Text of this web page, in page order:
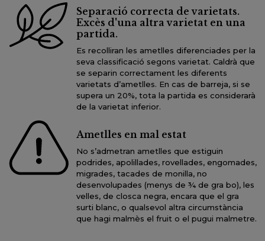
Separació correcta de varietats.
Excès d'una altra varietat en una
partida.
Es recolliran les ametlles diferenciades per la
seva classificació segons varietat. Caldrà que
se separin correctament les diferents
varietats d’ametlles. En cas de barreja, si se
supera un 20%, tota la partida es considerarà
de la varietat inferior.
Ametlles en mal estat
No s’admetran ametlles que estiguin
podrides, apolillades, rovellades, engomades,
migrades, tacades de monilla, no
desenvolupades (menys de ¾ de gra bo), les
velles, de closca negra, encara que el gra
surti blanc, o qualsevol altra circumstància
que hagi malmès el fruit o el pugui malmetre.